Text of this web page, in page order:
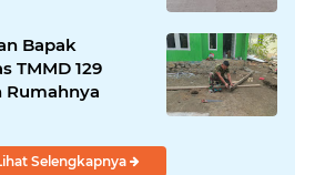
Bapak
TMMD 129
Rumahnya
Selengkapnya